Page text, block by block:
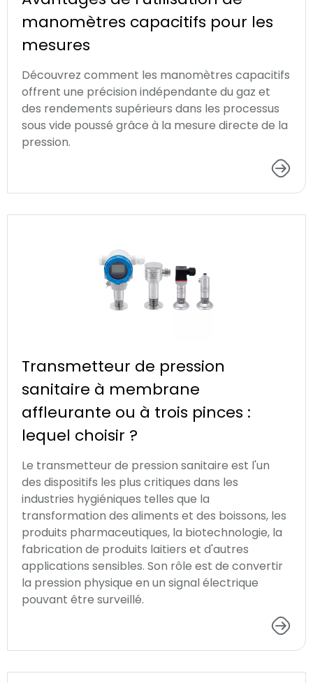
manomètres capacitifs pour les
mesures
Découvrez comment les manomètres capacitifs
offrent une précision indépendante du gaz et
des rendements supérieurs dans les processus
sous vide poussé grâce à la mesure directe de la
pression.
Transmetteur de pression
sanitaire à membrane
affleurante ou à trois pinces :
lequel choisir ?
Le transmetteur de pression sanitaire est l'un
des dispositifs les plus critiques dans les
industries hygiéniques telles que la
transformation des aliments et des boissons, les
produits pharmaceutiques, la biotechnologie, la
fabrication de produits laitiers et d'autres
applications sensibles. Son rôle est de convertir
la pression physique en un signal électrique
pouvant être surveillé.